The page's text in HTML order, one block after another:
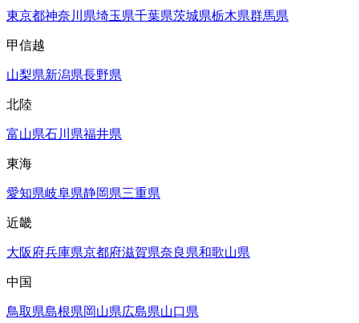
東京都神奈川県埼玉県千葉県茨城県栃木県群馬県
甲信越
山梨県新潟県長野県
北陸
富山県石川県福井県
東海
愛知県岐阜県静岡県三重県
近畿
大阪府兵庫県京都府滋賀県奈良県和歌山県
中国
鳥取県島根県岡山県広島県山口県